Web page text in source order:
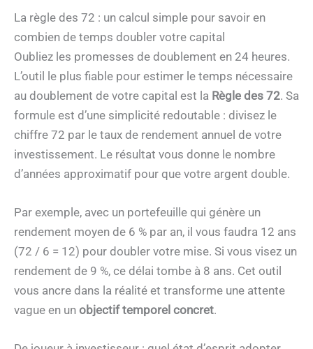
La règle des 72 : un calcul simple pour savoir en
combien de temps doubler votre capital
Oubliez les promesses de doublement en 24 heures.
L’outil le plus fiable pour estimer le temps nécessaire
au doublement de votre capital est la Règle des 72. Sa
formule est d’une simplicité redoutable : divisez le
chiffre 72 par le taux de rendement annuel de votre
investissement. Le résultat vous donne le nombre
d’années approximatif pour que votre argent double.
Par exemple, avec un portefeuille qui génère un
rendement moyen de 6 % par an, il vous faudra 12 ans
(72 / 6 = 12) pour doubler votre mise. Si vous visez un
rendement de 9 %, ce délai tombe à 8 ans. Cet outil
vous ancre dans la réalité et transforme une attente
vague en un objectif temporel concret.